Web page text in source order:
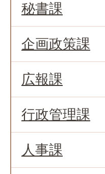
秘書課
企画政策課
広報課
行政管理課
人事課